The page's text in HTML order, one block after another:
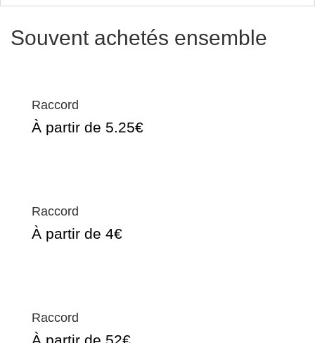
Souvent achetés ensemble
Raccord
À partir de 5.25€
Raccord
À partir de 4€
Raccord
À partir de 52€